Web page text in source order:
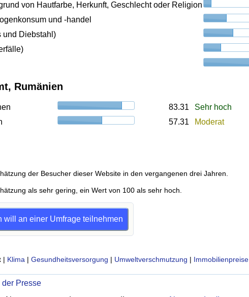
von Hautfarbe, Herkunft, Geschlecht oder Religion
und -handel
und Diebstahl)
Rumänien
83.31
Sehr hoch
57.31 Moderat
der Besucher dieser Website in den vergangenen drei Jahren.
als sehr gering, ein Wert von 100 als sehr hoch.
will an einer Umfrage teilnehmen
| Klima | Gesundheitsversorgung | Umweltverschmutzung | Immobilienpreise
der Presse